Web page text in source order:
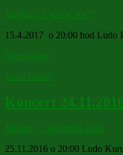
JaPiKu 23. apríla 2017
15.4.2017 o 20:00 hod Ludo
Nezaradené
Ludo Kuruc
Koncert
JaPiKu 1. decembra 2016
25.11.2016 o 20:00 Ludo